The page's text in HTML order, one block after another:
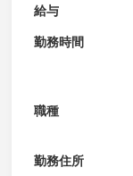
給与
勤務時間
職種
勤務住所